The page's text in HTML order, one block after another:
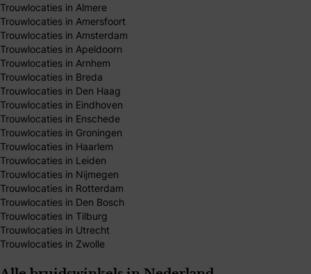
Trouwlocaties in Almere
Trouwlocaties in Amersfoort
Trouwlocaties in Amsterdam
Trouwlocaties in Apeldoorn
Trouwlocaties in Arnhem
Trouwlocaties in Breda
Trouwlocaties in Den Haag
Trouwlocaties in Eindhoven
Trouwlocaties in Enschede
Trouwlocaties in Groningen
Trouwlocaties in Haarlem
Trouwlocaties in Leiden
Trouwlocaties in Nijmegen
Trouwlocaties in Rotterdam
Trouwlocaties in Den Bosch
Trouwlocaties in Tilburg
Trouwlocaties in Utrecht
Trouwlocaties in Zwolle